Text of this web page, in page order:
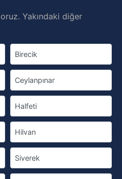
Yakındaki diğer
Birecik
Ceylanpınar
Halfeti
Hilvan
Siverek